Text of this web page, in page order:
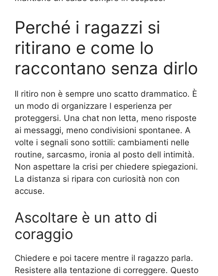
Perché i ragazzi si
ritirano e come lo
raccontano senza dirlo
Il ritiro non è sempre uno scatto drammatico. È
un modo di organizzare l esperienza per
proteggersi. Una chat non letta, meno risposte
ai messaggi, meno condivisioni spontanee. A
volte i segnali sono sottili: cambiamenti nelle
routine, sarcasmo, ironia al posto dell intimità.
Non aspettare la crisi per chiedere spiegazioni.
La distanza si ripara con curiosità non con
accuse.
Ascoltare è un atto di
coraggio
Chiedere e poi tacere mentre il ragazzo parla.
Resistere alla tentazione di correggere. Questo